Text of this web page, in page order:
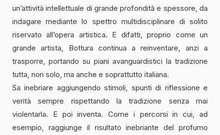
un’attività intellettuale di grande profondità e spessore, da
indagare mediante lo spettro multidisciplinare di solito
riservato all’opera artistica. E difatti, proprio come un
grande artista, Bottura continua a reinventare, anzi a
trasporre, portando su piani avanguardistici la tradizione
tutta, non solo, ma anche e soprattutto italiana.
Sa inebriare aggiungendo stimoli, spunti di riflessione e
verità sempre rispettando la tradizione senza mai
violentarla. E poi inventa. Come i percorsi in cui, ad
esempio, raggiunge il risultato inebriante del profumo